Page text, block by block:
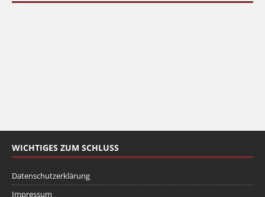
WICHTIGES ZUM SCHLUSS
Datenschutzerklärung
Impressum